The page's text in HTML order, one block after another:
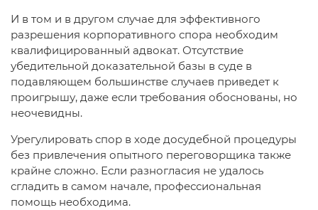
И в том и в другом случае для эффективного
разрешения корпоративного спора необходим
квалифицированный адвокат. Отсутствие
убедительной доказательной базы в суде в
подавляющем большинстве случаев приведет к
проигрышу, даже если требования обоснованы, но
неочевидны.
Урегулировать спор в ходе досудебной процедуры
без привлечения опытного переговорщика также
крайне сложно. Если разногласия не удалось
сгладить в самом начале, профессиональная
помощь необходима.